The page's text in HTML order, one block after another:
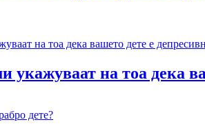
укажуваат на тоа дека